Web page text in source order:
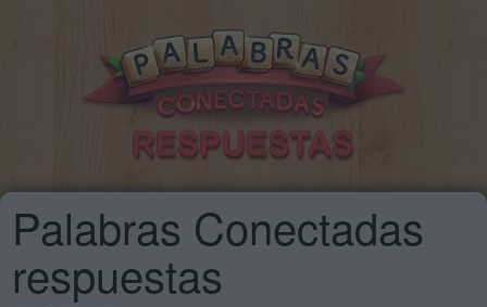
Palabras Conectadas
respuestas